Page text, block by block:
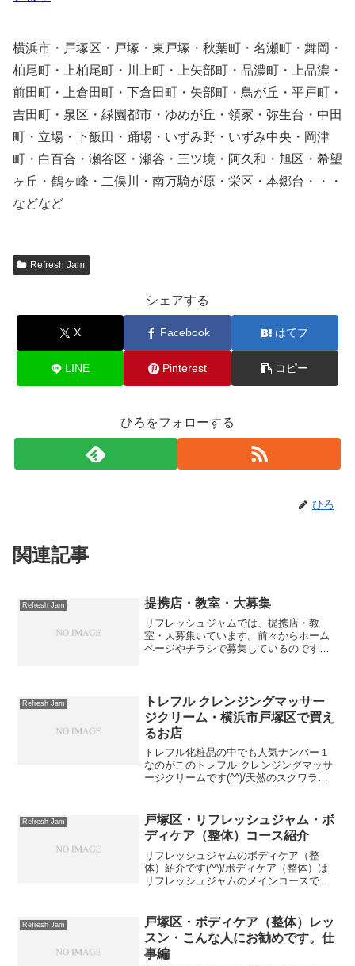
横浜市・戸塚区・戸塚・東戸塚・秋葉町・名瀬町・舞岡・
柏尾町・上柏尾町・川上町・上矢部町・品濃町・上品濃・
前田町・上倉田町・下倉田町・矢部町・鳥が丘・平戸町・
吉田町・泉区・緑園都市・ゆめが丘・領家・弥生台・中田
町・立場・下飯田・踊場・いずみ野・いずみ中央・岡津
町・白百合・瀬谷区・瀬谷・三ツ境・阿久和・旭区・希望
ヶ丘・鶴ヶ峰・二俣川・南万騎が原・栄区・本郷台・・・
などなど
Refresh Jam
シェアする
X Facebook はてブ
LINE Pinterest コピー
ひろをフォローする
ひろ
関連記事
Refresh Jam 提携店・教室・大募集
リフレッシュジャムでは、提携店・教
室・大募集いています。前々からホーム
ページやチラシで募集しているのです
んですが、お店や教室にリ...
Refresh Jam
トレフル クレンジングマッサー
ジクリーム・横浜市戸塚区で買え
るお店
トレフル化粧品の中でも人気ナンバー１
なのがこのトレフル クレンジングマッサ
ージクリームです(^^)/天然のスクワラン
す。古い角質を除去し美白効果化もあり
ます(^o^)ト...
Refresh Jam
戸塚区・リフレッシュジャム・ボ
ディケア（整体）コース紹介
リフレッシュジャムのボディケア（整
体）紹介です(^^)/ボディケア（整体）は
リフレッシュジャムのメインコースで
円(オススメ)■120分…10000円＋...
Refresh Jam
戸塚区・ボディケア（整体）レッ
スン・こんな人にお勧めです。仕
事編